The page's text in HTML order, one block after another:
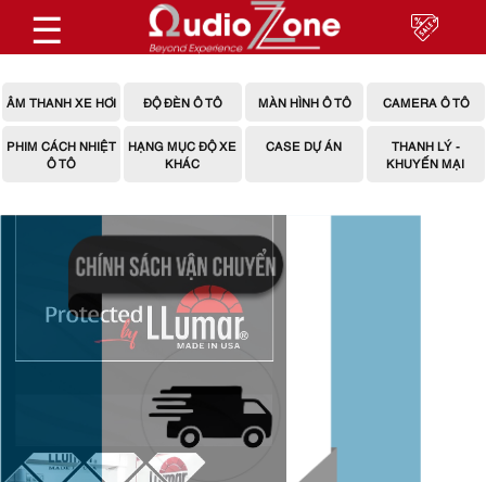
☰
ÂM THANH XE HƠI ĐỘ ĐÈN Ô TÔ MÀN HÌNH Ô TÔ CAMERA Ô TÔ
PHIM CÁCH NHIỆT
Ô TÔ
HẠNG MỤC ĐỘ XE
KHÁC
CASE DỰ ÁN
THANH LÝ -
KHUYẾN MẠI